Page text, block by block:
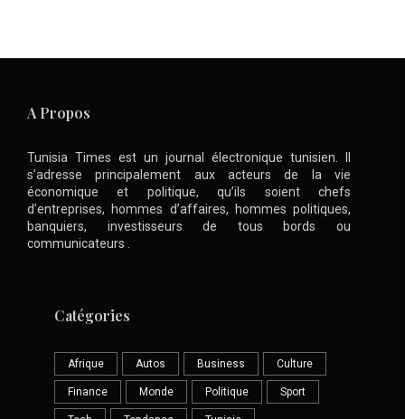
A Propos
Tunisia Times est un journal électronique tunisien. Il
s’adresse principalement aux acteurs de la vie
économique et politique, qu’ils soient chefs
d’entreprises, hommes d’affaires, hommes politiques,
banquiers, investisseurs de tous bords ou
communicateurs .
Catégories
Afrique Autos Business Culture
Finance Monde Politique Sport